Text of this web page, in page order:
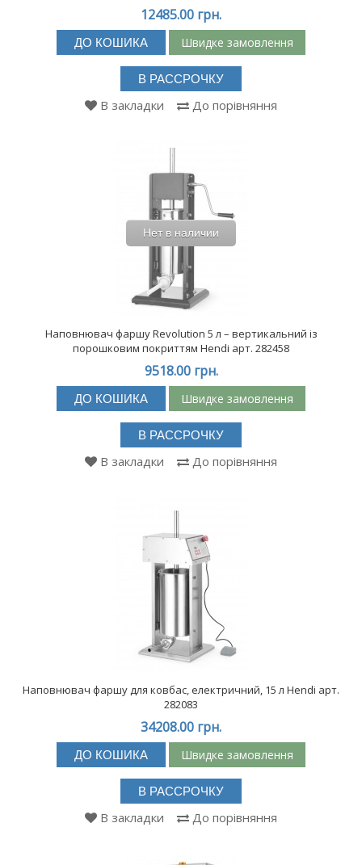
12485.00 грн.
ДО КОШИКА Швидке замовлення
В РАССРОЧКУ
В закладки До порівняння
Нет в наличии
Наповнювач фаршу Revolution 5 л – вертикальний із
порошковим покриттям Hendi арт. 282458
9518.00 грн.
ДО КОШИКА Швидке замовлення
В РАССРОЧКУ
В закладки До порівняння
Наповнювач фаршу для ковбас, електричний, 15 л Hendi арт.
282083
34208.00 грн.
ДО КОШИКА Швидке замовлення
В РАССРОЧКУ
В закладки До порівняння